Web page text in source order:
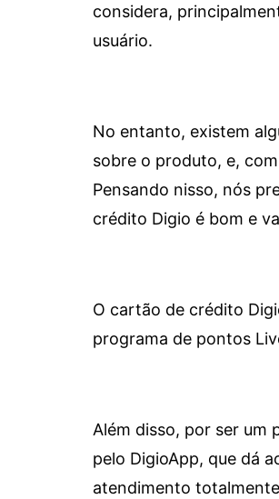
considera,
usuário.
No entanto, existem
sobre o produto, e,
Pensando nisso, nós
crédito Digio é bom e
O cartão de crédito
programa de pontos
Além disso, por ser um
pelo DigioApp, que dá
atendimento